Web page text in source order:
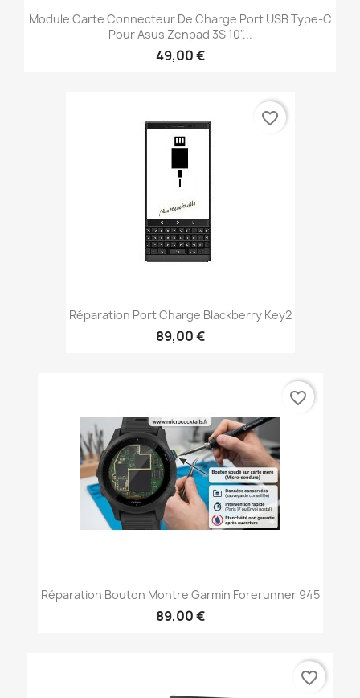
Module Carte Connecteur De Charge Port USB Type-C
Pour Asus Zenpad 3S 10"...
49,00 €
Réparation Port Charge Blackberry Key2
89,00 €
favorite_border
Réparation Bouton Montre Garmin Forerunner 945
89,00 €
favorite_border
favorite_border